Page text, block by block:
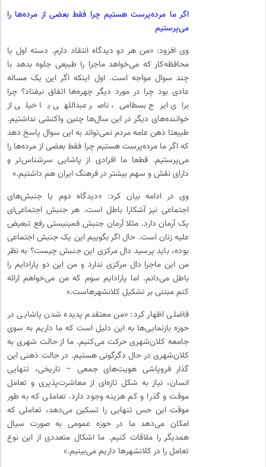
اگر ما مرده‌پرست هستیم چرا فقط بعضی از مرده‌ها را
می‌پرستیم
وی افزود: «من هر دو دیدگاه انتقاد دارم. دسته اول یا
محافظه‌کار که می‌خواهد ماجرا را طبیعی جلوه بدهد با
چند سوال مواجه است. اول اینکه اگر این یک مساله
عادی بود چرا در مورد دیگر چهره‌ها اتفاق نیفتاد؟ چرا
برای ایرج بسطامی، ناصر عبداللهی یا خیلی از
خواننده‌های دیگر در این سال‌ها چنین واکنشی نداشتیم.
طبیعتا ذهن عامه مردم نمی‌تواند به این سوال پاسخ دهد
که اگر ما مرده‌پرست هستیم چرا فقط بعضی از مرده‌ها را
می‌پرستیم. قطعا ما افرادی از پاشایی سرشناس‌تر و
دارای نقش و سهم بیشتر در فرهنگ ایران هم داشتیم.»
وی در ادامه بیان کرد: «دیدگاه دوم یا جنبش‌های
اجتماعی نیز آشکارا باطل است. هر جنبش اجتماعی‌ای
یک آرمان دارد. مثلا آرمان جنبش فمینیستی رفع تبعیض
علیه زنان است. حال اگر بگوییم این یک جنبش اجتماعی
بوده، باید پرسید دال مرکزی این جنبش چیست؟ به نظر
من این ماجرا دال مرکزی ندارد و من این دو پارادایم را
باطل می‌دانم. اما پارادایم سوم که من می‌خواهم ارائه
کنم مبتنی بر تشکیل کلانشهرهاست.»
فاضلی اظهار کرد: «من معتقدم پدیده شدن پاشایی در
حوزه بازنمایی‌ها به این دلیل است که ما داریم به سوی
جامعه‌ کلان‌شهری حرکت می‌کنیم. ما از حالت شهری به
کلان‌شهری در حال دگرگونی هستیم. در حالت ذهنی این
گذار فروپاشی هویت‌های جمعی – تاریخی، تنهایی
انسان، نیاز به شکل تازه‌ای از معاشرت‌پذیری و تعامل
موقت و گذرا و کم هزینه وجود دارد. تعاملی که به طور
موقت این حس تنهایی را تسکین می‌دهد، تعاملی که
امکان می‌دهد ما در حوزه عمومی به صورت سیال
همدیگر را ملاقات کنیم. ما اشکال متعددی از این نوع
تعامل را در کلانشهرها داریم می‌بینیم.»